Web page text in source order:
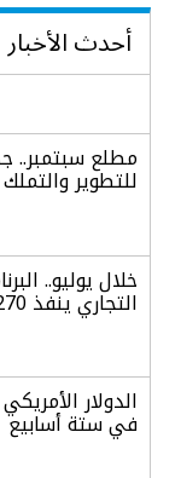
أحدث الأخبار
مطلع
للتطوير
خلال يوليو..
التجاري ينفذ 5270 جولة رقابية
الدولار
في ستة أسابيع